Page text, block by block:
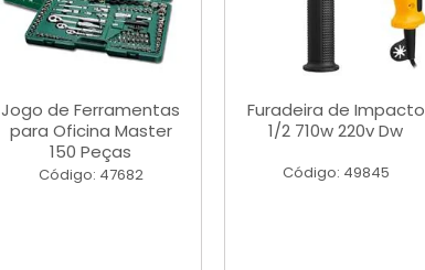
Jogo de Ferramentas
para Oficina Master
150 Peças
Código: 47682
Furadeira de Impacto
1/2 710w 220v Dw
Código: 49845